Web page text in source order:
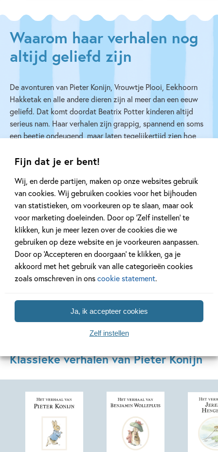
Fijn dat je er bent!
Wij, en derde partijen, maken op onze websites gebruik
van cookies. Wij gebruiken cookies voor het bijhouden
van statistieken, om voorkeuren op te slaan, maar ook
voor marketing doeleinden. Door op ‘Zelf instellen’ te
klikken, kun je meer lezen over de cookies die we
gebruiken op deze website en je voorkeuren aanpassen.
Door op ‘Accepteren en doorgaan’ te klikken, ga je
akkoord met het gebruik van alle categorieën cookies
zoals omschreven in onscookie statement.
Ja, ik accepteer cookies
Zelf instellen
Waarom haar verhalen nog
altijd geliefd zijn
De avonturen van Pieter Konijn, Vrouwtje Plooi, Eekhoorn
Hakketak en alle andere dieren zijn al meer dan een eeuw
geliefd. Dat komt doordat Beatrix Potter kinderen altijd
serieus nam. Haar verhalen zijn grappig, spannend en soms
een beetje ondeugend, maar laten tegelijkertijd zien hoe
oog voor ieder detail bracht ze haar dieren tot leven. Nog
altijd vormen haar tekeningen de inspiratie voor boeken,
tentoonstellingen en producten over de hele wereld.
Dit jaar staat helemaal in het teken van160 jaar Beatrix
Potter. Een mooi moment om (opnieuw) kennis te maken
met de tijdloze avonturen van Pieter Konijn en zijn vriendjes.
Of je nu al jaren fan bent of de verhalen voor het eerst
ontdekt: de wereld van Beatrix Potter blijft jong en oud
Klassieke verhalen van Pieter Konijn